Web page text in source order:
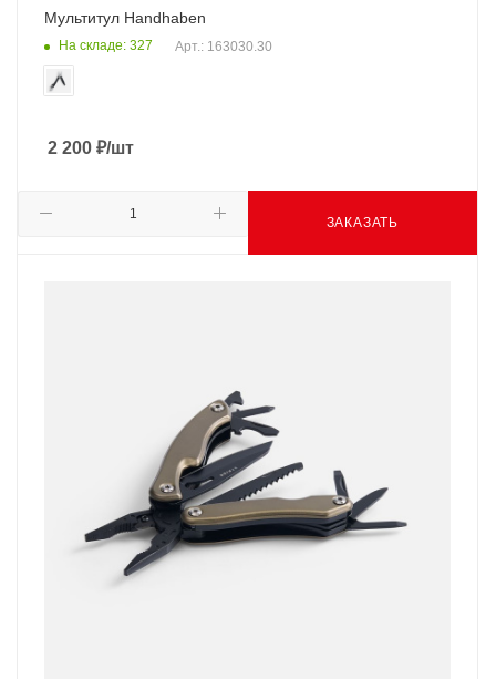
Мультитул Handhaben
На складе: 327 Арт.: 163030.30
2 200 ₽/шт
ЗАКАЗАТЬ